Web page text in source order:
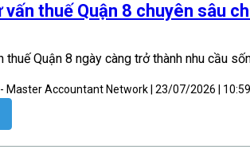
vấn thuế Quận 8 chuyên sâu
thuế Quận 8 ngày càng trở thành nhu cầu
Master Accountant Network | 23/07/2026 |